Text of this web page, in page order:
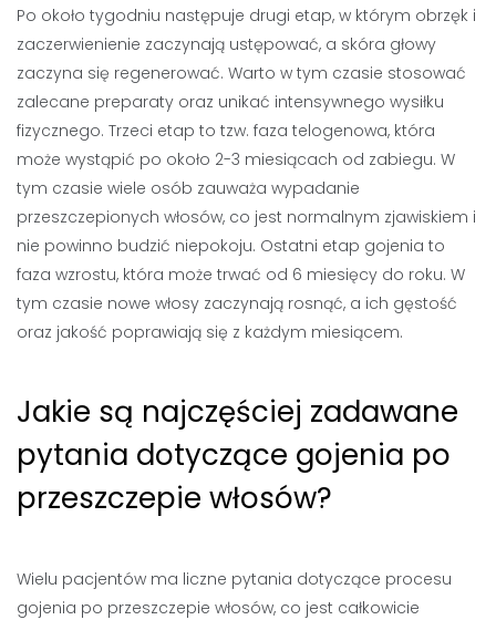
Po około tygodniu następuje drugi etap, w którym obrzęk i
zaczerwienienie zaczynają ustępować, a skóra głowy
zaczyna się regenerować. Warto w tym czasie stosować
zalecane preparaty oraz unikać intensywnego wysiłku
fizycznego. Trzeci etap to tzw. faza telogenowa, która
może wystąpić po około 2-3 miesiącach od zabiegu. W
tym czasie wiele osób zauważa wypadanie
przeszczepionych włosów, co jest normalnym zjawiskiem i
nie powinno budzić niepokoju. Ostatni etap gojenia to
faza wzrostu, która może trwać od 6 miesięcy do roku. W
tym czasie nowe włosy zaczynają rosnąć, a ich gęstość
oraz jakość poprawiają się z każdym miesiącem.
Jakie są najczęściej zadawane
pytania dotyczące gojenia po
przeszczepie włosów?
Wielu pacjentów ma liczne pytania dotyczące procesu
gojenia po przeszczepie włosów, co jest całkowicie